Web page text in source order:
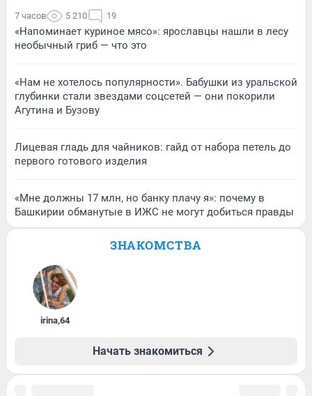
7 часов 5 210 19
«Напоминает куриное мясо»: ярославцы нашли в лесу
необычный гриб — что это
«Нам не хотелось популярности». Бабушки из уральской
глубинки стали звездами соцсетей — они покорили
Агутина и Бузову
Лицевая гладь для чайников: гайд от набора петель до
первого готового изделия
«Мне должны 17 млн, но банку плачу я»: почему в
Башкирии обманутые в ИЖС не могут добиться правды
ЗНАКОМСТВА
irina,64
Начать знакомиться